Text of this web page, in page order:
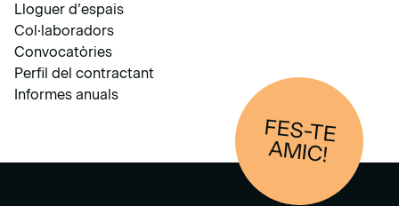
Lloguer d’espais
Col·laboradors
Convocatòries
Perfil del contractant
Informes anuals
FES-TE
AM
IC!